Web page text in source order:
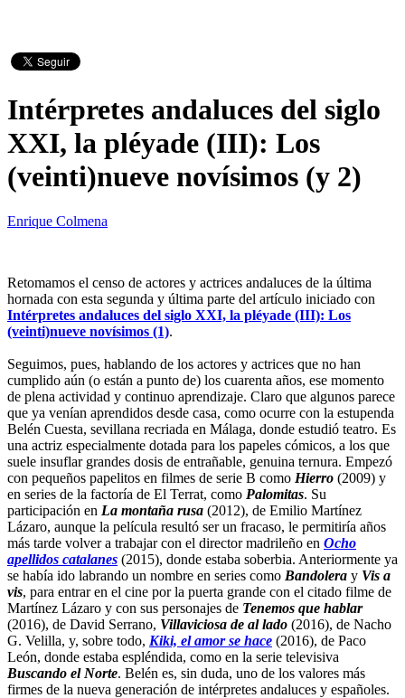
Intérpretes andaluces del siglo
XXI, la pléyade (III): Los
(veinti)nueve novísimos (y 2)
Enrique Colmena
Retomamos el censo de actores y actrices andaluces de la última
hornada con esta segunda y última parte del artículo iniciado con
Intérpretes andaluces del siglo XXI, la pléyade (III): Los
(veinti)nueve novísimos (1).
Seguimos, pues, hablando de los actores y actrices que no han
cumplido aún (o están a punto de) los cuarenta años, ese momento
de plena actividad y continuo aprendizaje. Claro que algunos parece
que ya venían aprendidos desde casa, como ocurre con la estupenda
Belén Cuesta, sevillana recriada en Málaga, donde estudió teatro. Es
una actriz especialmente dotada para los papeles cómicos, a los que
suele insuflar grandes dosis de entrañable, genuina ternura. Empezó
con pequeños papelitos en filmes de serie B como Hierro (2009) y
en series de la factoría de El Terrat, como Palomitas. Su
participación en La montaña rusa (2012), de Emilio Martínez
Lázaro, aunque la película resultó ser un fracaso, le permitiría años
más tarde volver a trabajar con el director madrileño en Ocho
apellidos catalanes (2015), donde estaba soberbia. Anteriormente ya
se había ido labrando un nombre en series como Bandolera y Vis a
vis, para entrar en el cine por la puerta grande con el citado filme de
Martínez Lázaro y con sus personajes de Tenemos que hablar
(2016), de David Serrano, Villaviciosa de al lado (2016), de Nacho
G. Velilla, y, sobre todo, Kiki, el amor se hace (2016), de Paco
León, donde estaba espléndida, como en la serie televisiva
Buscando el Norte. Belén es, sin duda, uno de los valores más
firmes de la nueva generación de intérpretes andaluces y españoles.